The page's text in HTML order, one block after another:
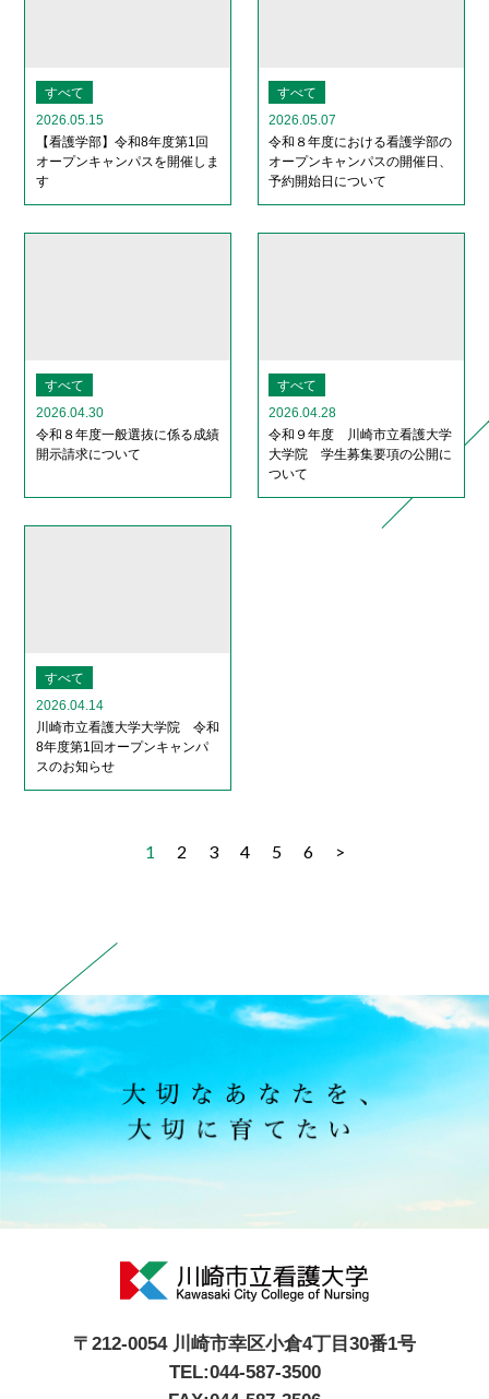
すべて
2026.05.15
【看護学部】令和8年度第1回
オープンキャンパスを開催しま
す
すべて
2026.05.07
令和８年度における看護学部の
オープンキャンパスの開催日、
予約開始日について
すべて
2026.04.30
令和８年度一般選抜に係る成績
開示請求について
すべて
2026.04.28
令和９年度 川崎市立看護大学
大学院 学生募集要項の公開に
ついて
すべて
2026.04.14
川崎市立看護大学大学院 令和
8年度第1回オープンキャンパ
スのお知らせ
1 2 3 4 5 6 >
〒212-0054 川崎市幸区小倉4丁目30番1号
TEL:044-587-3500